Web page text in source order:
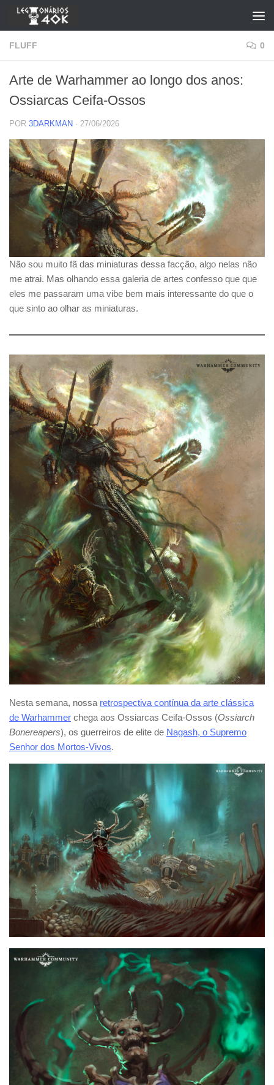
Skip to content
FLUFF 0
Arte de Warhammer ao longo dos anos:
Ossiarcas Ceifa-Ossos
POR 3DARKMAN · 27/06/2026
Não sou muito fã das miniaturas dessa facção, algo nelas não
me atrai. Mas olhando essa galeria de artes confesso que que
eles me passaram uma vibe bem mais interessante do que o
que sinto ao olhar as miniaturas.
Nesta semana, nossa retrospectiva contínua da arte clássica
de Warhammer chega aos Ossiarcas Ceifa-Ossos (Ossiarch
Bonereapers), os guerreiros de elite de Nagash, o Supremo
Senhor dos Mortos-Vivos.